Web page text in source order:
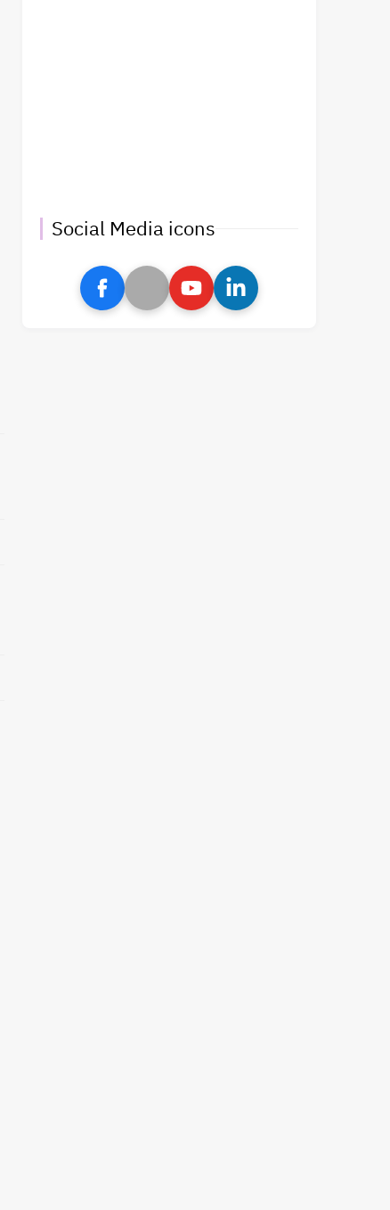
Social Media icons